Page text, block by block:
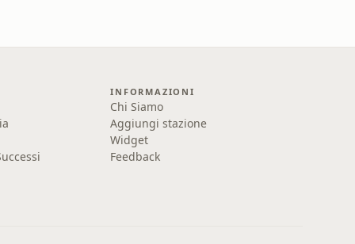
INFORMAZIONI
Chi Siamo
Aggiungi stazione
Widget
Feedback